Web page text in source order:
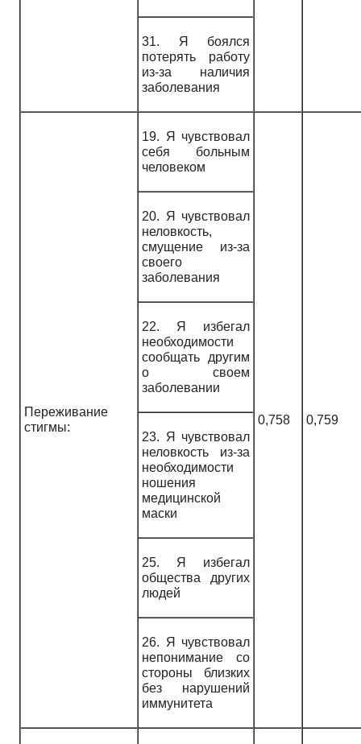
31. Я боялся
потерять работу
из-за наличия
заболевания
Переживание
стигмы:
19. Я чувствовал
себя больным
человеком
0,758 0,759
20. Я чувствовал
неловкость,
смущение из-за
своего
заболевания
22. Я избегал
необходимости
сообщать другим
о своем
заболевании
23. Я чувствовал
неловкость из-за
необходимости
ношения
медицинской
маски
25. Я избегал
общества других
людей
26. Я чувствовал
непонимание со
стороны близких
без нарушений
иммунитета